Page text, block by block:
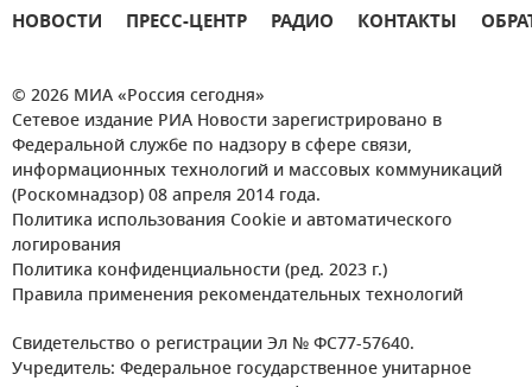
НОВОСТИ ПРЕСС-ЦЕНТР РАДИО КОНТАКТЫ
© 2026 МИА «Россия сегодня»
Сетевое издание РИА Новости зарегистрировано в
Федеральной службе по надзору в сфере связи,
информационных технологий и массовых коммуникаций
(Роскомнадзор) 08 апреля 2014 года.
Политика использования Cookie и автоматического
логирования
Политика конфиденциальности (ред. 2023 г.)
Правила применения рекомендательных технологий
Свидетельство о регистрации Эл № ФС77-57640.
Учредитель: Федеральное государственное унитарное